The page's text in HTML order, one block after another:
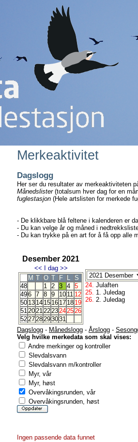
Merkeaktivitet
Dagslogg
Her ser du resultater av merkeaktiviteten
Månedslister(totalsum hver dag for en
fuglestasjon (Hele artslisten for merkede
- De klikkbare blå feltene i kalenderen er
- Du kan velge år og måned i
- Du kan trykke på en art for å få opp alle
Desember 2021
<< I dag >>
M T O T F L
S
48
1 2 3 4 5
496 7 8 9 10 11 12
50 13 14 15 16 17 18 19
5120212223242526
522728293031
24. Julaften
25. 1. Juledag
26. 2. Juledag
Dagslogg - Månedslogg - Årslogg -
Velg hvilke merkedata som skal vises:
Andre merkinger og kontroller
Slevdalsvann
Slevdalsvann m/kontroller
Myr, vår
Myr, høst
Overvåkingsrunden, vår
Overvåkingsrunden, høst
Ingen passende data funnet